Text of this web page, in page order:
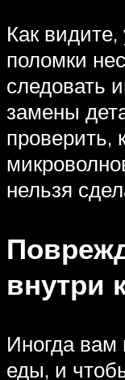
Как
поломки
следовать
замены
проверить,
нельзя
внутри
Иногда вам
еды, и